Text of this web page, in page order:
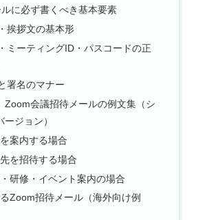
に必ず書くべき基本要素
挨拶文の基本形
ミーティングID・パスコードの正
署名のマナー
Zoom会議招待メールの例文集（シ
ジョン）
案内する場合
を招待する場合
研修・イベント案内の場合
Zoom招待メール（海外向け例